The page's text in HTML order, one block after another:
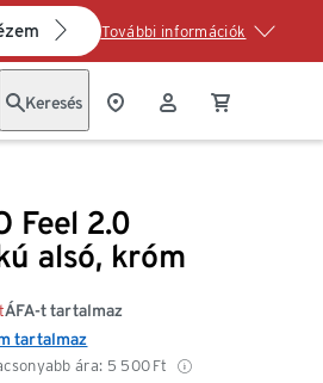
További információk
Keresés
Feel 2.0
alsó, króm
ára: 5 500 Ft
ÁFA-t tartalmaz
tartalmaz